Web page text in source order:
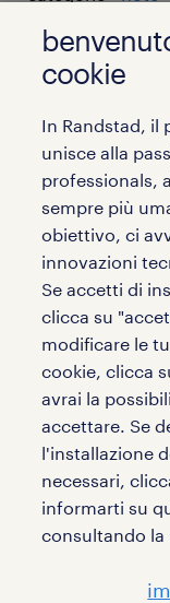
privacy
cookies
mappa sito
cookie
In Randstad, il
unisce alla
professionals,
sempre più
obiettivo, ci
innovazioni
Se accetti di
clicca su
modificare le
cookie, clicca
avrai la
accettare. Se
l'installazione
necessari,
informarti su
consultando la